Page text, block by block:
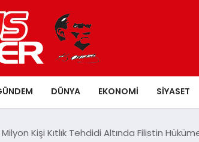
DÜNYA EKONOMI SIYASET
Kişi Kıtlık Tehdidi Altında Filistin